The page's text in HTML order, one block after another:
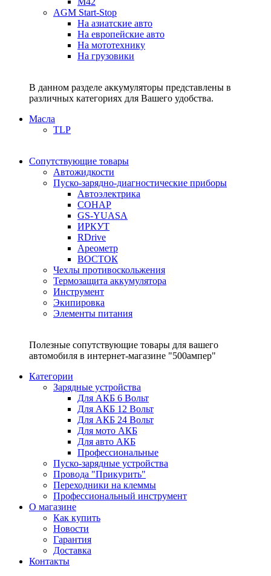
AGM Start-Stop
На азиатские авто
На европейские авто
На мототехнику
На грузовики
В данном разделе аккумуляторы представлены в
различных категориях для Вашего удобства.
Масла
TLP
Сопутствующие товары
Автожидкости
Пуско-зарядно-диагностические приборы
Автоэлектрика
СОНАР
GS-YUASA
ИРКУТ
RDrive
Ареометр
ВОСТОК
Чехлы противоскольжения
Термозащита аккумулятора
Инструмент
Экипировка
Элементы питания
Полезные сопутствующие товары для вашего
автомобиля в интернет-магазине "500ампер"
Категории
Зарядные устройства
Для АКБ 6 Вольт
Для АКБ 12 Вольт
Для АКБ 24 Вольт
Для мото АКБ
Для авто АКБ
Профессиональные
Пуско-зарядные устройства
Провода "Прикурить"
Переходники на клеммы
Профессиональный инструмент
О магазине
Как купить
Новости
Гарантия
Доставка
Контакты